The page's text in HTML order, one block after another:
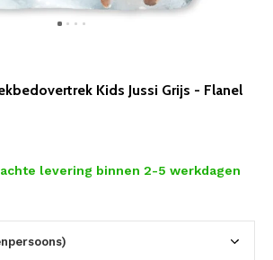
Kids Jussi Grijs - Flanel
levering binnen 2-5 werkdagen